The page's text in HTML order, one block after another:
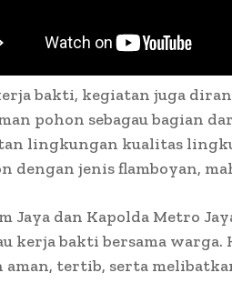
bakti, kegiatan juga
pohon sebagau bagian
lingkungan kualitas
dengan jenis flamboyan,
Jaya dan Kapolda Metro
kerja bakti bersama
aman, tertib, serta